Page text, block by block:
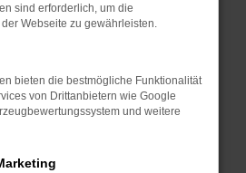
die Seite in einem
oder in einem privaten
neu.
helfen, vorübergehende
auf dem neuesten Stand
sind erforderlich, um die
Webseite zu gewährleisten.
bieten die bestmögliche Funktionalität
von Drittanbietern wie Google
und weitere